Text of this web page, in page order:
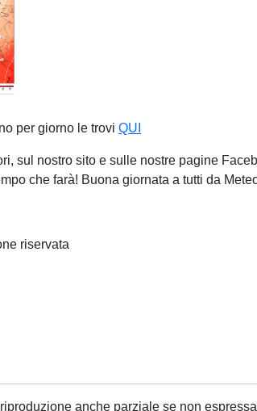
per giorno le trovi QUI
sul nostro sito e sulle nostre pagine
che farà! Buona giornata a tutti da
riservata
anche parziale se non